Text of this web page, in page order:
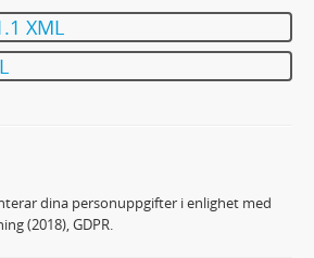
XML
dina personuppgifter i enlighet med
(2018), GDPR.